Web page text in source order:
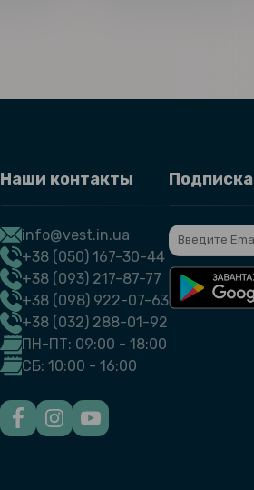
Наши контакты
info@vest.in.ua
+38 (050) 167-30-44
+38 (093) 217-87-77
+38 (098) 922-07-63
+38 (032) 288-01-92
ПН-ПТ: 09:00 - 18:00
СБ: 10:00 - 16:00
Подписка